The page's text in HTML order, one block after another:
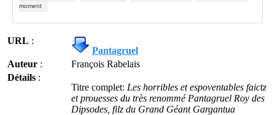
moment
URL :
Pantagruel
Auteur :
François Rabelais
Détails :
Titre complet: Les horribles et espoventables faictz
et prouesses du très renommé Pantagruel Roy des
Dipsodes, filz du Grand Géant Gargantua